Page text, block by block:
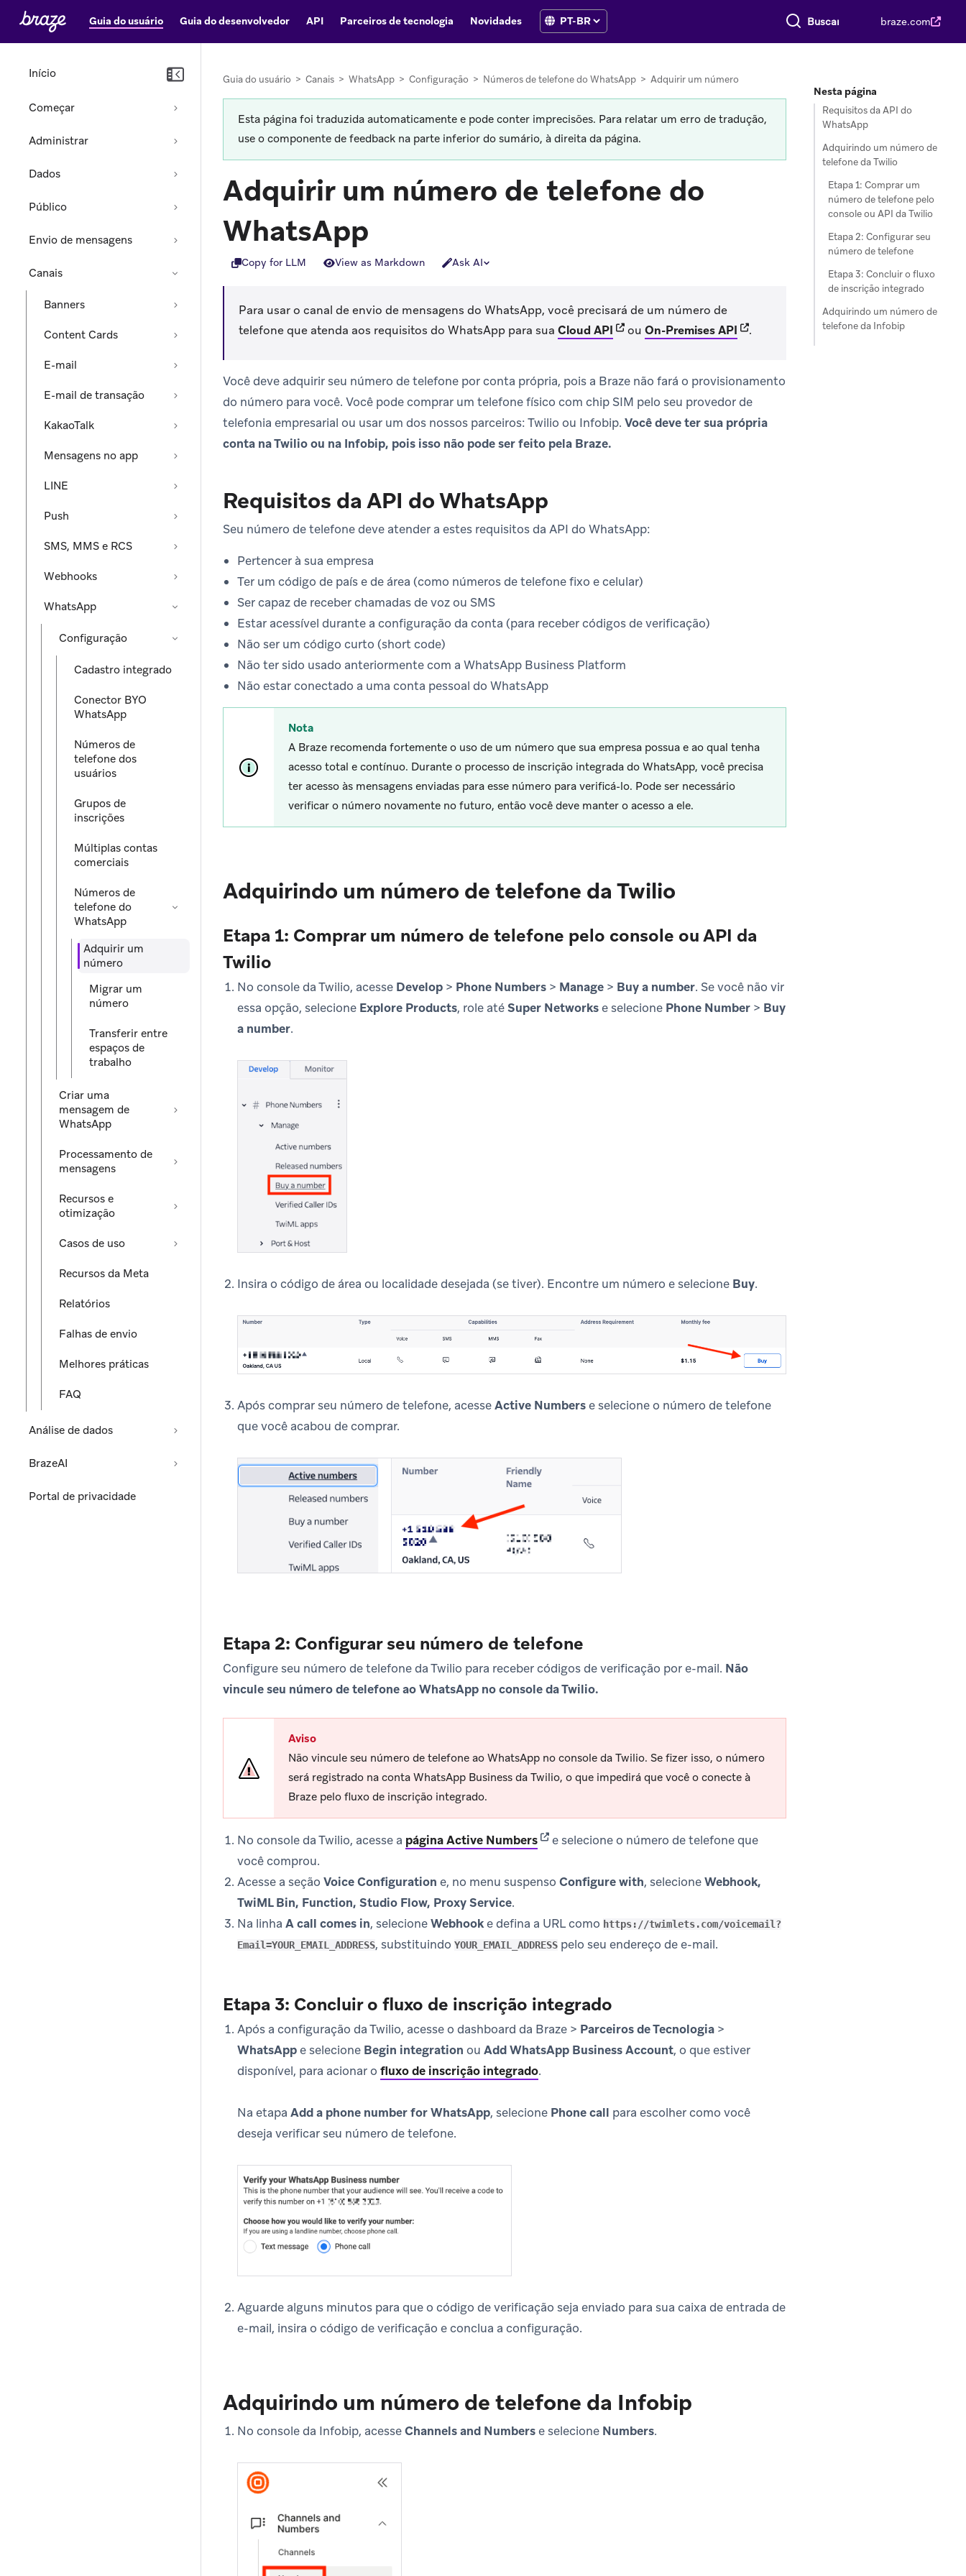
Guia do usuário Guia do desenvolvedor API Parceiros de tecnologia Novidades Buscar tudo braze.com
Início
Começar
Administrar
Dados
Público
Envio de mensagens
Canais
Banners
Content Cards
E-mail
E-mail de transação
KakaoTalk
Mensagens no app
LINE
Push
SMS, MMS e RCS
Webhooks
WhatsApp
Configuração
Cadastro integrado
Conector BYO
WhatsApp
Números de
telefone dos
usuários
Grupos de
inscrições
Múltiplas contas
comerciais
Números de
telefone do
WhatsApp
Adquirir um
número
Migrar um
número
Transferir entre
espaços de
trabalho
Criar uma
mensagem de
WhatsApp
Processamento de
mensagens
Recursos e
otimização
Casos de uso
Recursos da Meta
Relatórios
Falhas de envio
Melhores práticas
FAQ
Análise de dados
BrazeAI
Portal de privacidade
Guia do usuário > Canais > WhatsApp > Configuração > Números de telefone do WhatsApp > Adquirir um número
Esta página foi traduzida automaticamente e pode conter imprecisões. Para relatar um erro de tradução,
use o componente de feedback na parte inferior do sumário, à direita da página.
Adquirir um número de telefone do
WhatsApp
Copy for LLM View as Markdown Ask AI
Para usar o canal de envio de mensagens do WhatsApp, você precisará de um número de
telefone que atenda aos requisitos do WhatsApp para sua Cloud API (opens in new tab)
ou On-Premises API (opens in new tab)
.
Você deve adquirir seu número de telefone por conta própria, pois a Braze não fará o provisionamento
do número para você. Você pode comprar um telefone físico com chip SIM pelo seu provedor de
telefonia empresarial ou usar um dos nossos parceiros: Twilio ou Infobip. Você deve ter sua própria
conta na Twilio ou na Infobip, pois isso não pode ser feito pela Braze.
Requisitos da API do WhatsApp
Seu número de telefone deve atender a estes requisitos da API do WhatsApp:
Pertencer à sua empresa
Ter um código de país e de área (como números de telefone fixo e celular)
Ser capaz de receber chamadas de voz ou SMS
Estar acessível durante a configuração da conta (para receber códigos de verificação)
Não ser um código curto (short code)
Não ter sido usado anteriormente com a WhatsApp Business Platform
Não estar conectado a uma conta pessoal do WhatsApp
Nota
A Braze recomenda fortemente o uso de um número que sua empresa possua e ao qual tenha
acesso total e contínuo. Durante o processo de inscrição integrada do WhatsApp, você precisa
ter acesso às mensagens enviadas para esse número para verificá-lo. Pode ser necessário
verificar o número novamente no futuro, então você deve manter o acesso a ele.
Adquirindo um número de telefone da Twilio
Etapa 1: Comprar um número de telefone pelo console ou API da
Twilio
No console da Twilio, acesse Develop > Phone Numbers > Manage > Buy a number. Se você não vir
essa opção, selecione Explore Products, role atéSuper Networkse selecione Phone Number > Buy
a number.
Insira o código de área ou localidade desejada (se tiver). Encontre um número e selecione Buy.
Após comprar seu número de telefone, acesseActive Numberse selecione o número de telefone
que você acabou de comprar.
Etapa 2: Configurar seu número de telefone
Configure seu número de telefone da Twilio para receber códigos de verificação por e-mail. Não
vincule seu número de telefone ao WhatsApp no console da Twilio.
Aviso
Não vincule seu número de telefone ao WhatsApp no console da Twilio. Se fizer isso, o número
será registrado na conta WhatsApp Business da Twilio, o que impedirá que você o conecte à
Braze pelo fluxo de inscrição integrado.
No console da Twilio, acesse a página Active Numbers(opens in new tab)
e selecione o número de telefone que
você comprou.
Acesse a seção Voice Configuration e, no menu suspenso Configure with, selecioneWebhook,
TwiML Bin, Function, Studio Flow, Proxy Service.
Na linha A call comes in, selecioneWebhooke defina a URL como https://twimlets.com/voicemail?
Email=YOUR_EMAIL_ADDRESS, substituindo YOUR_EMAIL_ADDRESS pelo seu endereço de e-mail.
Etapa 3: Concluir o fluxo de inscrição integrado
Após a configuração da Twilio, acesse o dashboard da Braze > Parceiros de Tecnologia >
WhatsAppe selecione Begin integration ou Add WhatsApp Business Account, o que estiver
disponível, para acionar o fluxo de inscrição integrado.
Na etapa Add a phone number for WhatsApp, selecione Phone call para escolher como você
deseja verificar seu número de telefone.
Aguarde alguns minutos para que o código de verificação seja enviado para sua caixa de entrada de
e-mail, insira o código de verificação e conclua a configuração.
Adquirindo um número de telefone da Infobip
No console da Infobip, acesseChannels and Numberse selecione Numbers.
Nesta página
Requisitos da API do
WhatsApp
Adquirindo um número de
telefone da Twilio
Etapa 1: Comprar um
número de telefone pelo
console ou API da Twilio
Etapa 2: Configurar seu
número de telefone
Etapa 3: Concluir o fluxo
de inscrição integrado
Adquirindo um número de
telefone da Infobip